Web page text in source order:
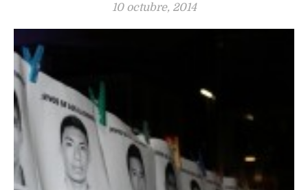
10 octubre, 2014